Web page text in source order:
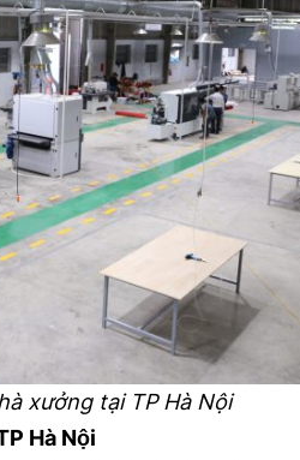
xưởng tại TP Hà Nội
Hà Nội